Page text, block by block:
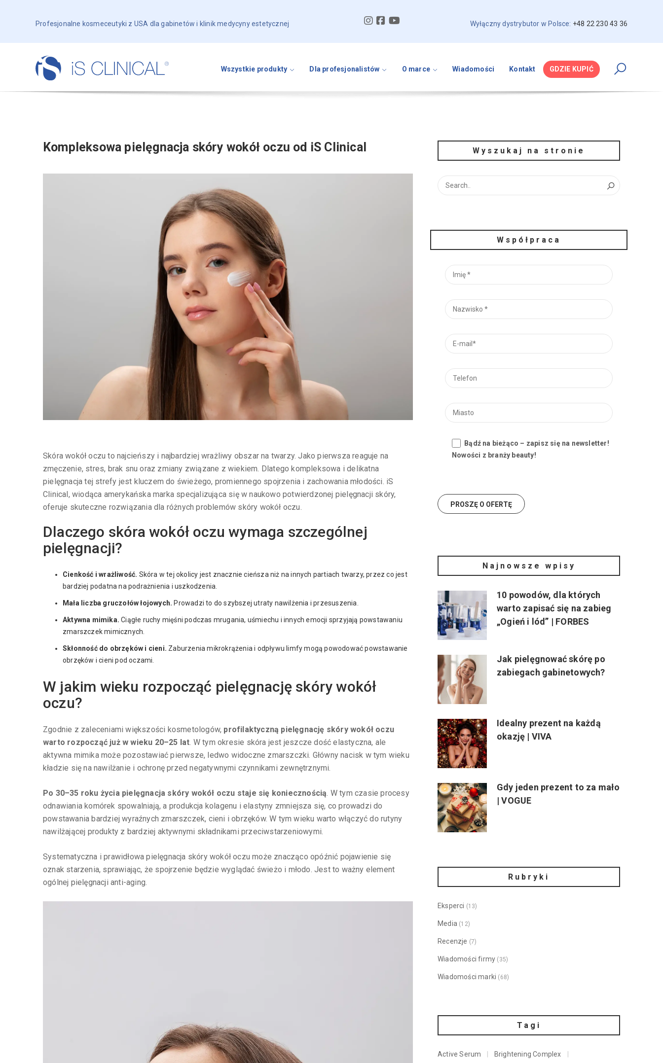
Profesjonalne kosmeceutyki z USA dla gabinetów i klinik medycyny estetycznej Wyłączny dystrybutor w Polsce: +48 22 230 43 36
Wszystkie produkty Dla profesjonalistów O marce Wiadomości Kontakt GDZIE KUPIĆ
Kompleksowa pielęgnacja skóry wokół oczu od iS Clinical
Skóra wokół oczu to najcieńszy i najbardziej wrażliwy obszar na twarzy. Jako pierwsza reaguje na
zmęczenie, stres, brak snu oraz zmiany związane z wiekiem. Dlatego kompleksowa i delikatna
pielęgnacja tej strefy jest kluczem do świeżego, promiennego spojrzenia i zachowania młodości. iS
Clinical, wiodąca amerykańska marka specjalizująca się w naukowo potwierdzonej pielęgnacji skóry,
oferuje skuteczne rozwiązania dla różnych problemów skóry wokół oczu.
Dlaczego skóra wokół oczu wymaga szczególnej
pielęgnacji?
Cienkość i wrażliwość. Skóra w tej okolicy jest znacznie cieńsza niż na innych partiach twarzy, przez co jest
bardziej podatna na podrażnienia i uszkodzenia.
Mała liczba gruczołów łojowych. Prowadzi to do szybszej utraty nawilżenia i przesuszenia.
Aktywna mimika. Ciągłe ruchy mięśni podczas mrugania, uśmiechu i innych emocji sprzyjają powstawaniu
zmarszczek mimicznych.
Skłonność do obrzęków i cieni. Zaburzenia mikrokrążenia i odpływu limfy mogą powodować powstawanie
obrzęków i cieni pod oczami.
W jakim wieku rozpocząć pielęgnację skóry wokół
oczu?
Zgodnie z zaleceniami większości kosmetologów, profilaktyczną pielęgnację skóry wokół oczu
warto rozpocząć już w wieku 20–25 lat. W tym okresie skóra jest jeszcze dość elastyczna, ale
aktywna mimika może pozostawiać pierwsze, ledwo widoczne zmarszczki. Główny nacisk w tym wieku
kładzie się na nawilżanie i ochronę przed negatywnymi czynnikami zewnętrznymi.
Po 30–35 roku życia pielęgnacja skóry wokół oczu staje się koniecznością. W tym czasie procesy
odnawiania komórek spowalniają, a produkcja kolagenu i elastyny zmniejsza się, co prowadzi do
powstawania bardziej wyraźnych zmarszczek, cieni i obrzęków. W tym wieku warto włączyć do rutyny
nawilżającej produkty z bardziej aktywnymi składnikami przeciwstarzeniowymi.
Systematyczna i prawidłowa pielęgnacja skóry wokół oczu może znacząco opóźnić pojawienie się
oznak starzenia, sprawiając, że spojrzenie będzie wyglądać świeżo i młodo. Jest to ważny element
ogólnej pielęgnacji anti-aging.
Wyszukaj na stronie
Współpraca
Bądź na bieżąco – zapisz się na newsletter!
Nowości z branży beauty!
Najnowsze wpisy
10 powodów, dla których
warto zapisać się na zabieg
„Ogień i lód” | FORBES
Jak pielęgnować skórę po
zabiegach gabinetowych?
Idealny prezent na każdą
okazję | VIVA
Gdy jeden prezent to za mało
| VOGUE
Rubryki
Eksperci (13)
Media (12)
Recenzje (7)
Wiadomości firmy (35)
Wiadomości marki (68)
Tagi
Active Serum Brightening Complex